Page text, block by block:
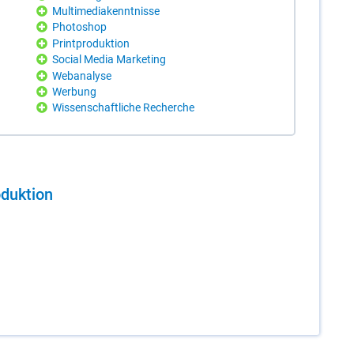
Multimediakenntnisse
Photoshop
Printproduktion
Social Media Marketing
Webanalyse
Werbung
Wissenschaftliche Recherche